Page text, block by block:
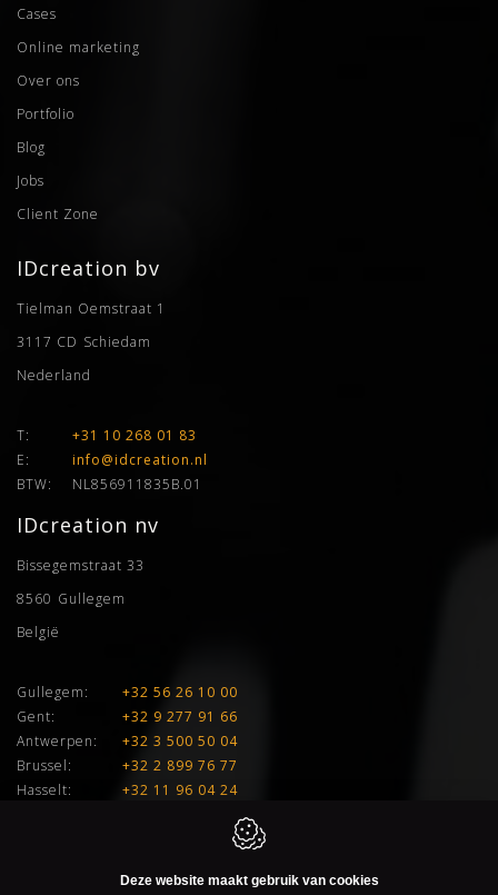
Cases
Online marketing
Over ons
Portfolio
Blog
Jobs
Client Zone
IDcreation bv
Tielman Oemstraat 1
3117 CD Schiedam
Nederland
T:
+31 10 268 01 83
E:
info@idcreation.nl
BTW:
NL856911835B.01
IDcreation nv
Bissegemstraat 33
8560 Gullegem
België
Gullegem:
+32 56 26 10 00
Gent:
+32 9 277 91 66
Antwerpen:
+32 3 500 50 04
Brussel:
+32 2 899 76 77
Hasselt:
+32 11 96 04 24
info@idcreation.be
BE 0460.241.343
Deze website maakt gebruik van cookies